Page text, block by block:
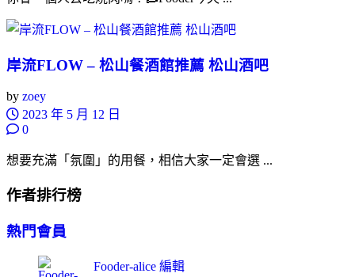
岸流FLOW – 松山餐酒館推薦 松山酒吧
by zoey
2023 年 5 月 12 日
0
想要充滿「氛圍」的用餐，相信大家一定會選 ...
作者排行榜
熱門會員
Fooder-alice 編輯